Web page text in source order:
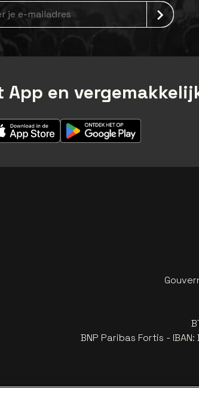
aanmelding
App en
BNP Paribas Fortis -